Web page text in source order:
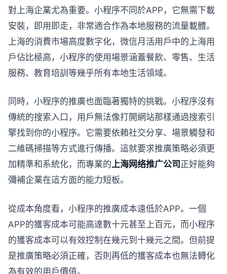
對上海企業尤為重要。小程序不同於APP，它無需下載
安裝，即用即走，非常適合作為本地服務的流量載體。
上海的消費市場高度數字化，微信月活用戶中的上海用
戶佔比極高，小程序的使用場景涵蓋餐飲、零售、生活
服務、教育培訓等幾乎所有本地生活領域。
同時，小程序的推廣也面臨著獨特的挑戰。小程序沒有
傳統的搜索入口，用戶無法像打開網站那樣通過搜索引
擎找到你的小程序。它需要依賴社交分享、場景觸發和
二維碼掃描等方式進行傳播。這就要求推廣策略必須更
加精準和系統化，而專業的上海网络推广公司 正好能夠
彌補企業在這方面的能力短板。
從成本角度看，小程序的推廣成本遠低於APP。一個
APP的獲客成本可能高達數十元甚至上百元，而小程序
的獲客成本可以有效控制在幾元到十幾元之間。但前提
是推廣策略必須正確，否則再低的獲客成本也無法轉化
為有效的用戶價值。